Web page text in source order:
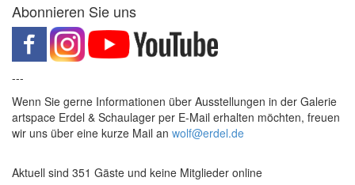
Abonnieren Sie uns
---
Wenn Sie gerne Informationen über Ausstellungen in der Galerie
artspace Erdel & Schaulager per E-Mail erhalten möchten, freuen
wir uns über eine kurze Mail an wolf@erdel.de
Aktuell sind 351 Gäste und keine Mitglieder online